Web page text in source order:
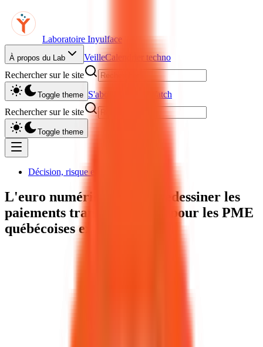
Laboratoire Inyulface
À propos du Lab VeilleCalendrier techno
Rechercher sur le site
Toggle theme S'abonner à Yul Watch
Rechercher sur le site
Toggle theme
Décision, risque et pouvoir d'agir
L'euro numérique va-t-il redessiner les
paiements transatlantiques pour les PME
québécoises exportatrices ?